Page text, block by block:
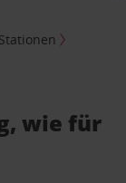
wie für